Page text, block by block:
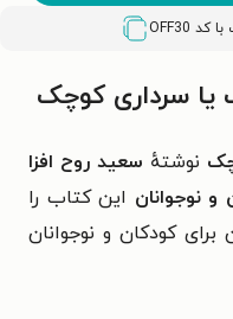
OFF30
یا سرداری کوچک
نوشتهٔ سعید روح افزا
نوجوانان این کتاب را
برای کودکان و نوجوانان